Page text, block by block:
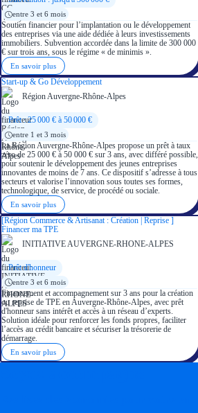
entre 3 et 6 mois
Soutien financier pour l’implantation ou le développement
des entreprises via une aide dédiée à leurs investissements
immobiliers. Subvention accordée dans la limite de 300 000
€ sur trois ans, sous le régime « de minimis ».
En savoir plus
Start-up & Go Développement
Région Auvergne-Rhône-Alpes
Prêt : 25 000 € à 50 000 €
entre 1 et 3 mois
La Région Auvergne-Rhône-Alpes propose un prêt à taux
zéro de 25 000 € à 50 000 € sur 3 ans, avec différé possible,
pour soutenir le développement des jeunes entreprises
innovantes de moins de 7 ans. Ce dispositif s’adresse à tous
secteurs et valorise l’innovation sous toutes ses formes,
technologique, de service, de procédé ou sociale.
En savoir plus
[Région Commerce & Artisanat : Création | Reprise ]
Financer ma TPE
INITIATIVE AUVERGNE-RHONE-ALPES
Prêt d'honneur
entre 3 et 6 mois
Financement et accompagnement sur 3 ans pour la création
ou reprise de TPE en Auvergne-Rhône-Alpes, avec prêt
d'honneur sans intérêt et accès à un réseau d’experts.
Solution idéale pour renforcer les fonds propres, faciliter
l’accès au crédit bancaire et sécuriser la trésorerie de
démarrage.
En savoir plus